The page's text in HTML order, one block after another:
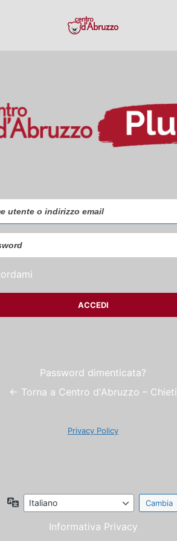
Password dimenticata?
← Torna a Centro d'Abruzzo – Chieti
Privacy Policy
Lingua
Informativa Privacy